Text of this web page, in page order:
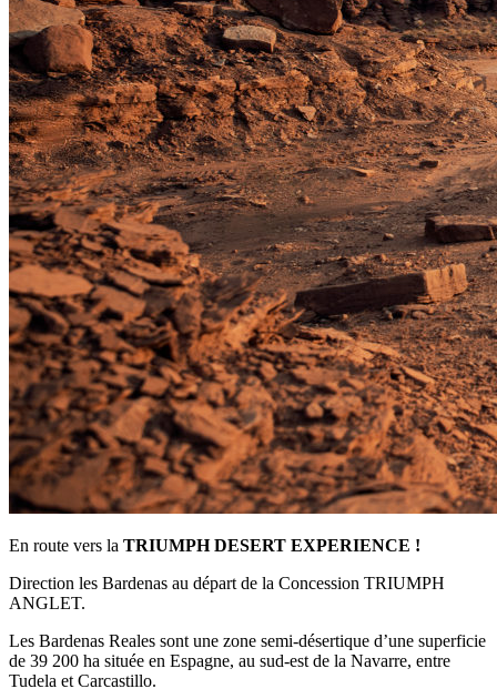
En route vers la TRIUMPH DESERT EXPERIENCE !
Direction les Bardenas au départ de la Concession TRIUMPH
ANGLET.
Les Bardenas Reales sont une zone semi-désertique d’une superficie
de 39 200 ha située en Espagne, au sud-est de la Navarre, entre
Tudela et Carcastillo.